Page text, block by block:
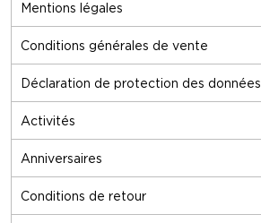
Mentions légales
Conditions générales de vente
Déclaration de protection des données
Activités
Anniversaires
Conditions de retour